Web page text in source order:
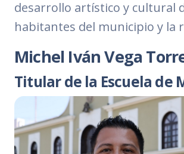
desarrollo artístico y cultural
habitantes del municipio y la
Michel Iván Vega
Titular de la Escuela de